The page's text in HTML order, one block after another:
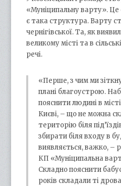
«Муніципальну варту». Це
є така структура. Варту
чернігівської. Та, як
великому місті та в
речі.
«Перше, з чим ми
плані благоустрою.
пояснити людині в
Києві, – що не можна
територію біля
збирати біля входу в
виявляється, важко, –
КП «Муніципальна
Складно пояснити
років складали ті